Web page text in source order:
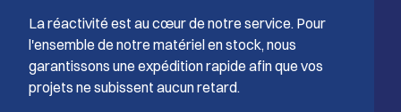
La réactivité est au cœur de notre service. Pour
l'ensemble de notre matériel en stock, nous
garantissons une expédition rapide afin que vos
projets ne subissent aucun retard.